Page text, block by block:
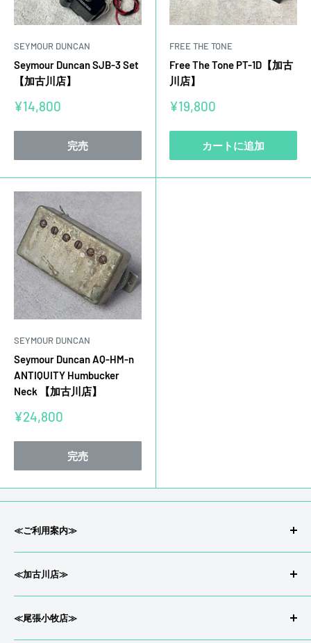
SEYMOUR DUNCAN
Seymour Duncan SJB-3 Set
【加古川店】
販
価
¥14,800
完売
FREE THE TONE
Free The Tone PT-1D【加古
川店】
販
価
¥19,800
カートに追加
SEYMOUR DUNCAN
Seymour Duncan AQ-HM-n
ANTIQUITY Humbucker
Neck 【加古川店】
販
価
¥24,800
完売
≪ご利用案内≫
会社概要/特定商取引
返品/返金について
プライバシーポリシー
配送について
≪加古川店≫
≪尾張小牧店≫